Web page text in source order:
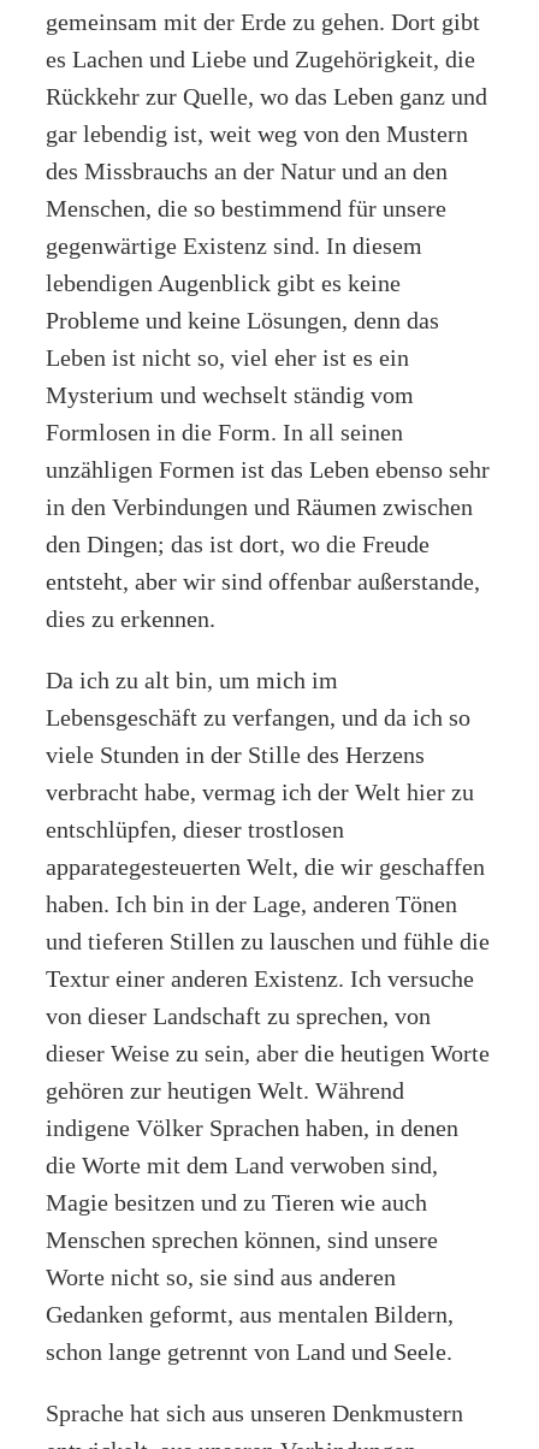
gemeinsam mit der Erde zu gehen. Dort gibt
es Lachen und Liebe und Zugehörigkeit, die
Rückkehr zur Quelle, wo das Leben ganz und
gar lebendig ist, weit weg von den Mustern
des Missbrauchs an der Natur und an den
Menschen, die so bestimmend für unsere
gegenwärtige Existenz sind. In diesem
lebendigen Augenblick gibt es keine
Probleme und keine Lösungen, denn das
Leben ist nicht so, viel eher ist es ein
Mysterium und wechselt ständig vom
Formlosen in die Form. In all seinen
unzähligen Formen ist das Leben ebenso sehr
in den Verbindungen und Räumen zwischen
den Dingen; das ist dort, wo die Freude
entsteht, aber wir sind offenbar außerstande,
dies zu erkennen.
Da ich zu alt bin, um mich im
Lebensgeschäft zu verfangen, und da ich so
viele Stunden in der Stille des Herzens
verbracht habe, vermag ich der Welt hier zu
entschlüpfen, dieser trostlosen
apparategesteuerten Welt, die wir geschaffen
haben. Ich bin in der Lage, anderen Tönen
und tieferen Stillen zu lauschen und fühle die
Textur einer anderen Existenz. Ich versuche
von dieser Landschaft zu sprechen, von
dieser Weise zu sein, aber die heutigen Worte
gehören zur heutigen Welt. Während
indigene Völker Sprachen haben, in denen
die Worte mit dem Land verwoben sind,
Magie besitzen und zu Tieren wie auch
Menschen sprechen können, sind unsere
Worte nicht so, sie sind aus anderen
Gedanken geformt, aus mentalen Bildern,
schon lange getrennt von Land und Seele.
Sprache hat sich aus unseren Denkmustern